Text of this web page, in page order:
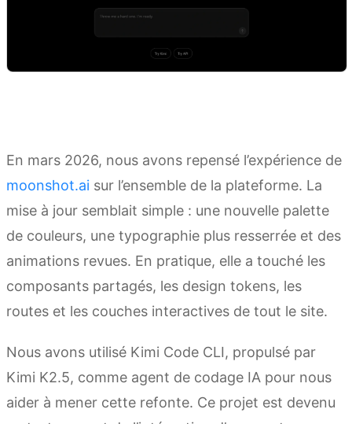
En mars 2026, nous avons repensé l’expérience de
moonshot.ai sur l’ensemble de la plateforme. La
mise à jour semblait simple : une nouvelle palette
de couleurs, une typographie plus resserrée et des
animations revues. En pratique, elle a touché les
composants partagés, les design tokens, les
routes et les couches interactives de tout le site.
Nous avons utilisé Kimi Code CLI, propulsé par
Kimi K2.5, comme agent de codage IA pour nous
aider à mener cette refonte. Ce projet est devenu